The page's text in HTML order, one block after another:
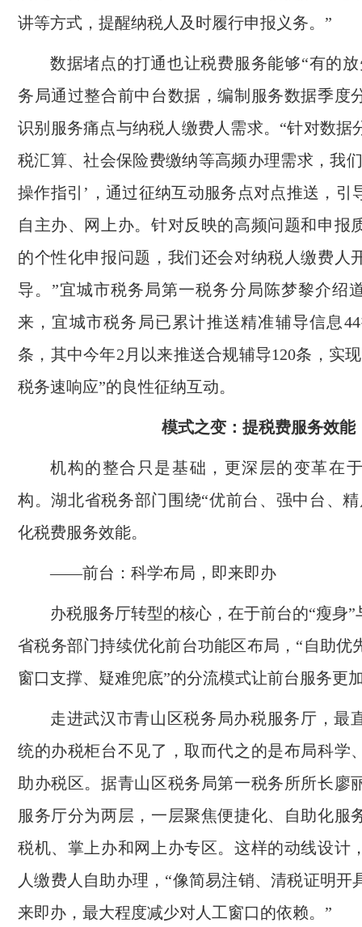
讲等方式，提醒纳税人及时履行申报义务。”
数据堵点的打通也让税费服务能够“有的
务局通过整合前中台数据，编制服务数据季度
识别服务痛点与纳税人缴费人需求。“针对数据
税汇算、社会保险费缴纳等高频办理需求，我
操作指引’，通过征纳互动服务点对点推送，引
自主办、网上办。针对反映的高频问题和申报
的个性化申报问题，我们还会对纳税人缴费人
导。”宜城市税务局第一税务分局陈梦黎介绍
来，宜城市税务局已累计推送精准辅导信息
条，其中今年2月以来推送合规辅导120条，实
税务速响应”的良性征纳互动。
模式之变：提税费服务效能
机构的整合只是基础，更深层的变革在
构。湖北省税务部门围绕“优前台、强中台、
化税费服务效能。
——前台：科学布局，即来即办
办税服务厅转型的核心，在于前台的“瘦身”
省税务部门持续优化前台功能区布局，“自助优
窗口支撑、疑难兜底”的分流模式让前台服务更
走进武汉市青山区税务局办税服务厅，最
统的办税柜台不见了，取而代之的是布局科学
助办税区。据青山区税务局第一税务所所长廖
服务厅分为两层，一层聚焦便捷化、自助化服
税机、掌上办和网上办专区。这样的动线设计
人缴费人自助办理，“像简易注销、清税证明开
来即办，最大程度减少对人工窗口的依赖。”